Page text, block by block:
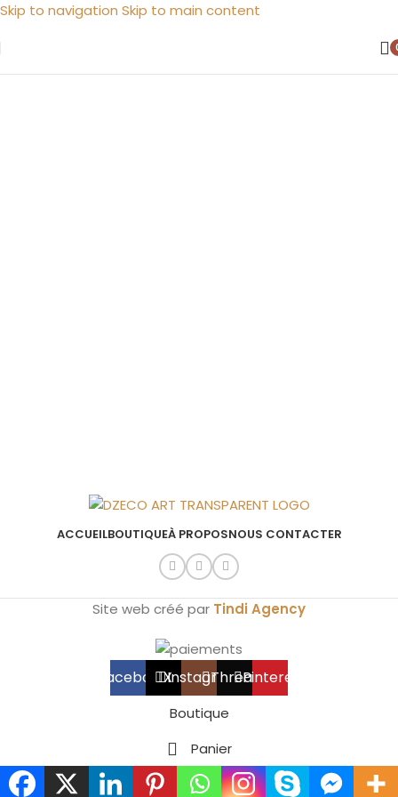
Skip to navigation Skip to main content
ACCUEILBOUTIQUEÀ PROPOSNOUS CONTACTER
Site web créé par Tindi Agency
FacebookXInstagramThreadsPinterest
Boutique
Panier